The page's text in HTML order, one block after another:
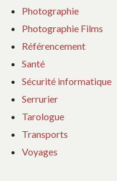
Photographie
Photographie Films
Référencement
Santé
Sécurité informatique
Serrurier
Tarologue
Transports
Voyages